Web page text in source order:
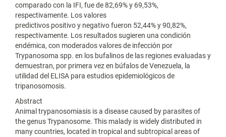
comparado con la IFI, fue de 82,69% y 69,53%,
respectivamente. Los valores
predictivos positivo y negativo fueron 52,44% y 90,82%,
respectivamente. Los resultados sugieren una condición
endémica, con moderados valores de infección por
Trypanosoma spp. en los bufalinos de las regiones evaluadas y
demuestran, por primera vez en búfalos de Venezuela, la
utilidad del ELISA para estudios epidemiológicos de
tripanosomosis.
Abstract
Animal trypanosomiasis is a disease caused by parasites of
the genus Trypanosome. This malady is widely distributed in
many countries, located in tropical and subtropical areas of